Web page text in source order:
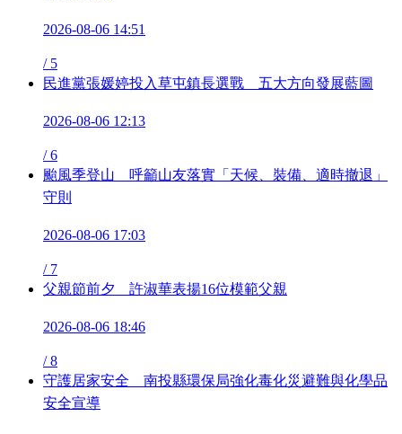
2026-08-06 14:51
/ 5
民進黨張媛婷投入草屯鎮長選戰 五大方向發展藍圖
2026-08-06 12:13
/ 6
颱風季登山 呼籲山友落實「天候、裝備、適時撤退」
守則
2026-08-06 17:03
/ 7
父親節前夕 許淑華表揚16位模範父親
2026-08-06 18:46
/ 8
守護居家安全 南投縣環保局強化毒化災避難與化學品
安全宣導